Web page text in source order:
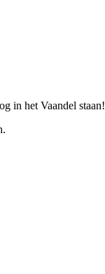
in het Vaandel staan!